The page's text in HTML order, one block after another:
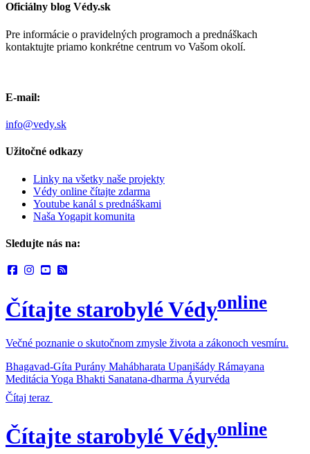
Oficiálny blog Védy.sk
Pre informácie o pravidelných programoch a prednáškach
kontaktujte priamo konkrétne centrum vo Vašom okolí.
E-mail:
info@vedy.sk
Užitočné odkazy
Linky na všetky naše projekty
Védy online čítajte zdarma
Youtube kanál s prednáškami
Naša Yogapit komunita
Sledujte nás na:
Čítajte starobylé Védyonline
Večné poznanie o skutočnom zmysle života a zákonoch vesmíru.
Bhagavad-Gíta Purány Mahábharata Upanišády Rámayana
Meditácia Yoga Bhakti Sanatana-dharma Áyurvéda
Čítaj teraz
Čítajte starobylé Védyonline